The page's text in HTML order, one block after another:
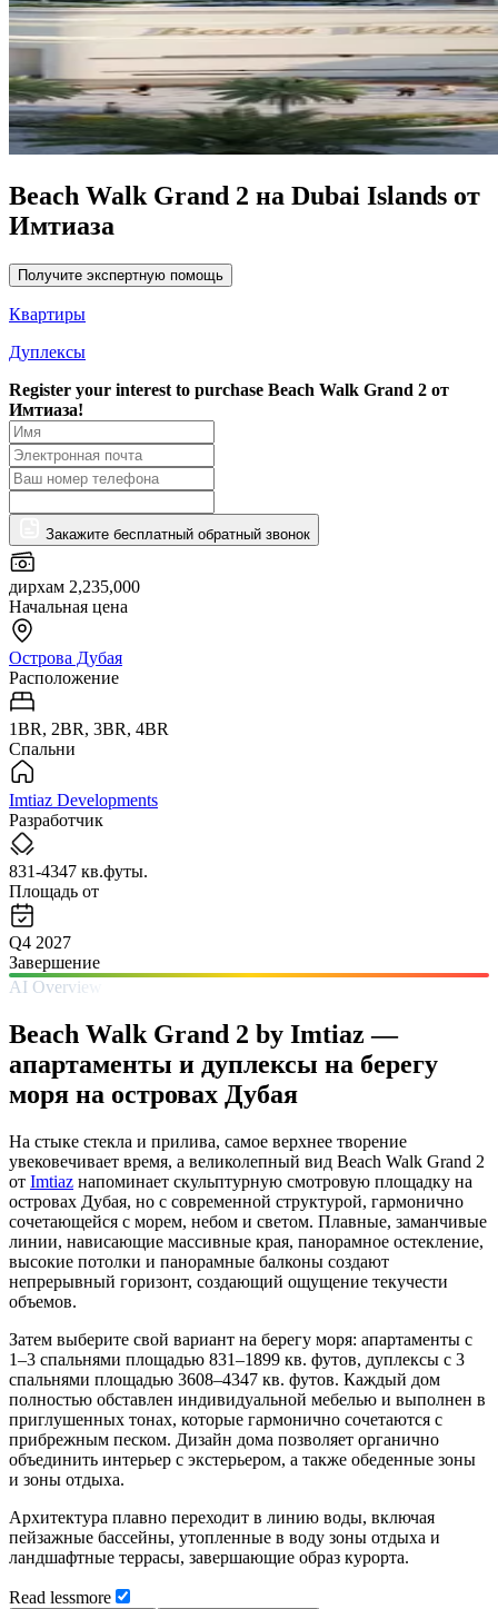
Beach Walk Grand 2 на Dubai Islands от
Имтиаза
Получите экспертную помощь
Квартиры
Дуплексы
Register your interest to purchase Beach Walk Grand 2 от
Имтиаза!
Закажите бесплатный обратный звонок
дирхам 2,235,000
Начальная цена
Острова Дубая
Расположение
1BR, 2BR, 3BR, 4BR
Спальни
Imtiaz Developments
Разработчик
831-4347 кв.футы.
Площадь от
Q4 2027
Завершение
AI Overview
Beach Walk Grand 2 by Imtiaz —
апартаменты и дуплексы на берегу
моря на островах Дубая
На стыке стекла и прилива, самое верхнее творение
увековечивает время, а великолепный вид Beach Walk Grand 2
от Imtiaz напоминает скульптурную смотровую площадку на
островах Дубая, но с современной структурой, гармонично
сочетающейся с морем, небом и светом. Плавные, заманчивые
линии, нависающие массивные края, панорамное остекление,
высокие потолки и панорамные балконы создают
непрерывный горизонт, создающий ощущение текучести
объемов.
Затем выберите свой вариант на берегу моря: апартаменты с
1–3 спальнями площадью 831–1899 кв. футов, дуплексы с 3
спальнями площадью 3608–4347 кв. футов. Каждый дом
полностью обставлен индивидуальной мебелью и выполнен в
приглушенных тонах, которые гармонично сочетаются с
прибрежным песком. Дизайн дома позволяет органично
объединить интерьер с экстерьером, а также обеденные зоны
и зоны отдыха.
Архитектура плавно переходит в линию воды, включая
пейзажные бассейны, утопленные в воду зоны отдыха и
ландшафтные террасы, завершающие образ курорта.
Read lessmore